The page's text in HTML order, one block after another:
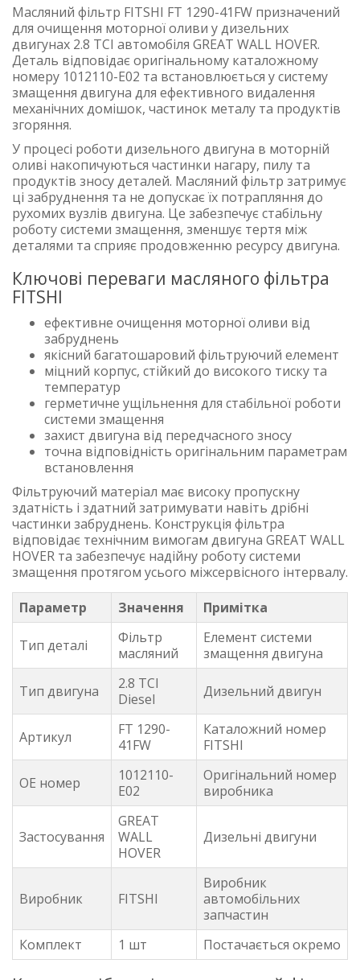
Масляний фільтр FITSHI FT 1290-41FW призначений
для очищення моторної оливи у дизельних
двигунах 2.8 TCI автомобіля GREAT WALL HOVER.
Деталь відповідає оригінальному каталожному
номеру 1012110-E02 та встановлюється у систему
змащення двигуна для ефективного видалення
механічних домішок, частинок металу та продуктів
згоряння.
У процесі роботи дизельного двигуна в моторній
оливі накопичуються частинки нагару, пилу та
продуктів зносу деталей. Масляний фільтр затримує
ці забруднення та не допускає їх потрапляння до
рухомих вузлів двигуна. Це забезпечує стабільну
роботу системи змащення, зменшує тертя між
деталями та сприяє продовженню ресурсу двигуна.
Ключові переваги масляного фільтра
FITSHI
ефективне очищення моторної оливи від
забруднень
якісний багатошаровий фільтруючий елемент
міцний корпус, стійкий до високого тиску та
температур
герметичне ущільнення для стабільної роботи
системи змащення
захист двигуна від передчасного зносу
точна відповідність оригінальним параметрам
встановлення
Фільтруючий матеріал має високу пропускну
здатність і здатний затримувати навіть дрібні
частинки забруднень. Конструкція фільтра
відповідає технічним вимогам двигуна GREAT WALL
HOVER та забезпечує надійну роботу системи
змащення протягом усього міжсервісного інтервалу.
Параметр
Значення Примітка
Тип деталі
Фільтр
масляний
Елемент системи
змащення двигуна
Тип двигуна
2.8 TCI
Diesel
Дизельний двигун
Артикул
FT 1290-
41FW
Каталожний номер
FITSHI
OE номер
1012110-
E02
Оригінальний номер
виробника
Застосування
GREAT
WALL
HOVER
Дизельні двигуни
Виробник FITSHI
Виробник
автомобільних
запчастин
Комплект
1 шт Постачається окремо